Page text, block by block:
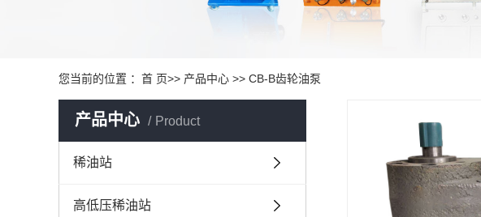
您当前的位置 ： 首 页>> 产品中心 >> CB-B齿轮油泵
产品中心 Product
稀油站
高低压稀油站